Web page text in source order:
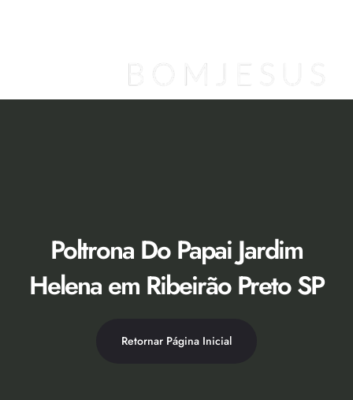
Poltrona Do Papai Jardim
Helena em Ribeirão Preto SP
Retornar Página Inicial